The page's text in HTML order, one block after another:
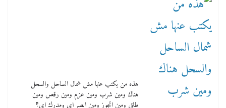
هذه من يكتب عنها مش شمال الساحل والسحل
هناك ومين شرب ومين عزم ومين رقص ومين
طلق ومين اتجوز ومين ابصر اي ومدرك اي؟